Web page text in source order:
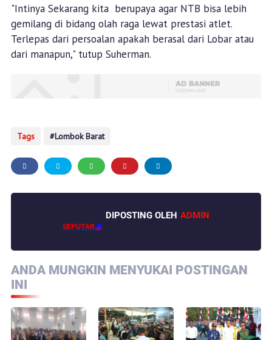
"Intinya Sekarang kita berupaya agar NTB bisa lebih
gemilang di bidang olah raga lewat prestasi atlet.
Terlepas dari persoalan apakah berasal dari Lobar atau
dari manapun," tutup Suherman.
Tags Lombok Barat
DIPOSTING OLEH ADMIN
ANDA MUNGKIN MENYUKAI POSTINGAN
INI